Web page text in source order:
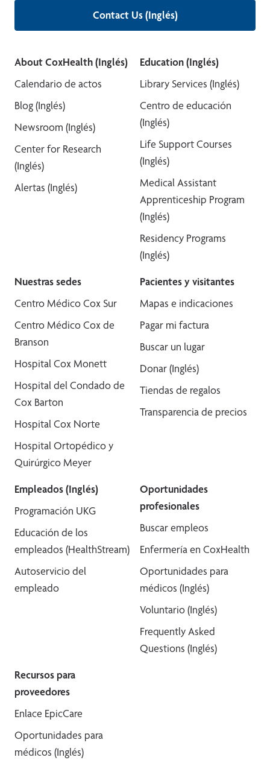
Contact Us (Inglés)
About CoxHealth (Inglés)
Calendario de actos
Blog (Inglés)
Newsroom (Inglés)
Center for Research
(Inglés)
Alertas (Inglés)
Education (Inglés)
Library Services (Inglés)
Centro de educación
(Inglés)
Life Support Courses
(Inglés)
Medical Assistant
Apprenticeship Program
(Inglés)
Residency Programs
(Inglés)
Nuestras sedes
Centro Médico Cox Sur
Centro Médico Cox de
Branson
Hospital Cox Monett
Hospital del Condado de
Cox Barton
Hospital Cox Norte
Hospital Ortopédico y
Quirúrgico Meyer
Pacientes y visitantes
Mapas e indicaciones
Pagar mi factura
Buscar un lugar
Donar (Inglés)
Tiendas de regalos
Transparencia de precios
Empleados (Inglés)
Programación UKG
Educación de los
empleados (HealthStream)
Autoservicio del
empleado
Oportunidades
profesionales
Buscar empleos
Enfermería en CoxHealth
Oportunidades para
médicos (Inglés)
Voluntario (Inglés)
Frequently Asked
Questions (Inglés)
Recursos para
proveedores
Enlace EpicCare
Oportunidades para
médicos (Inglés)